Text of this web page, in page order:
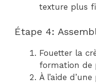
texture plus
Étape 4:
Fouetter la
formation de
À l’aide